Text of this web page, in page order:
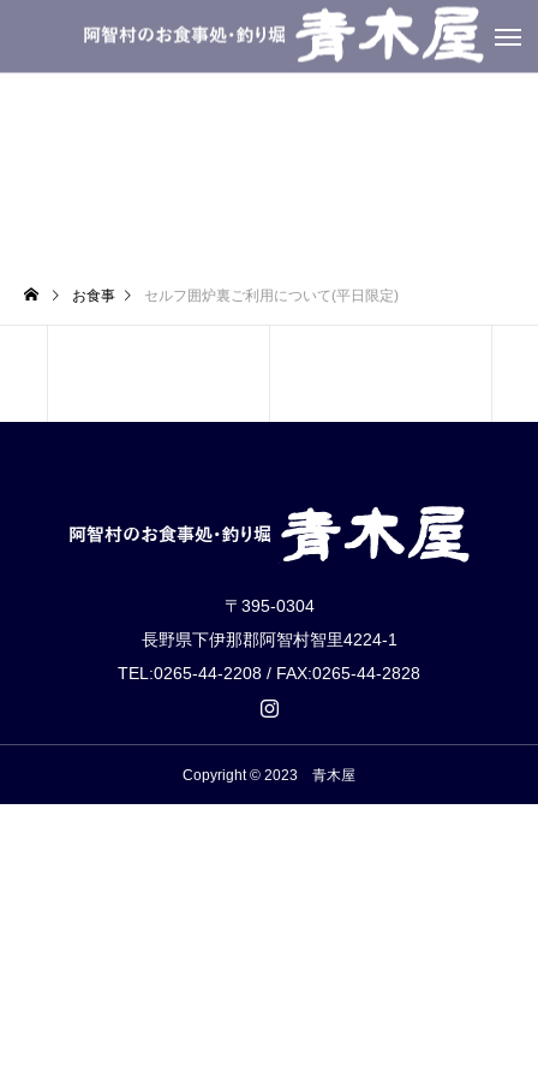
お食事 セルフ囲炉裏ご利用について(平日限定)
〒395-0304
長野県下伊那郡阿智村智里4224-1
TEL:0265-44-2208 / FAX:0265-44-2828
Copyright © 2023 青木屋